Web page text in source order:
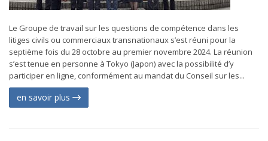
Le Groupe de travail sur les questions de compétence dans les
litiges civils ou commerciaux transnationaux s’est réuni pour la
septième fois du 28 octobre au premier novembre 2024. La réunion
s’est tenue en personne à Tokyo (Japon) avec la possibilité d’y
participer en ligne, conformément au mandat du Conseil sur les...
en savoir plus